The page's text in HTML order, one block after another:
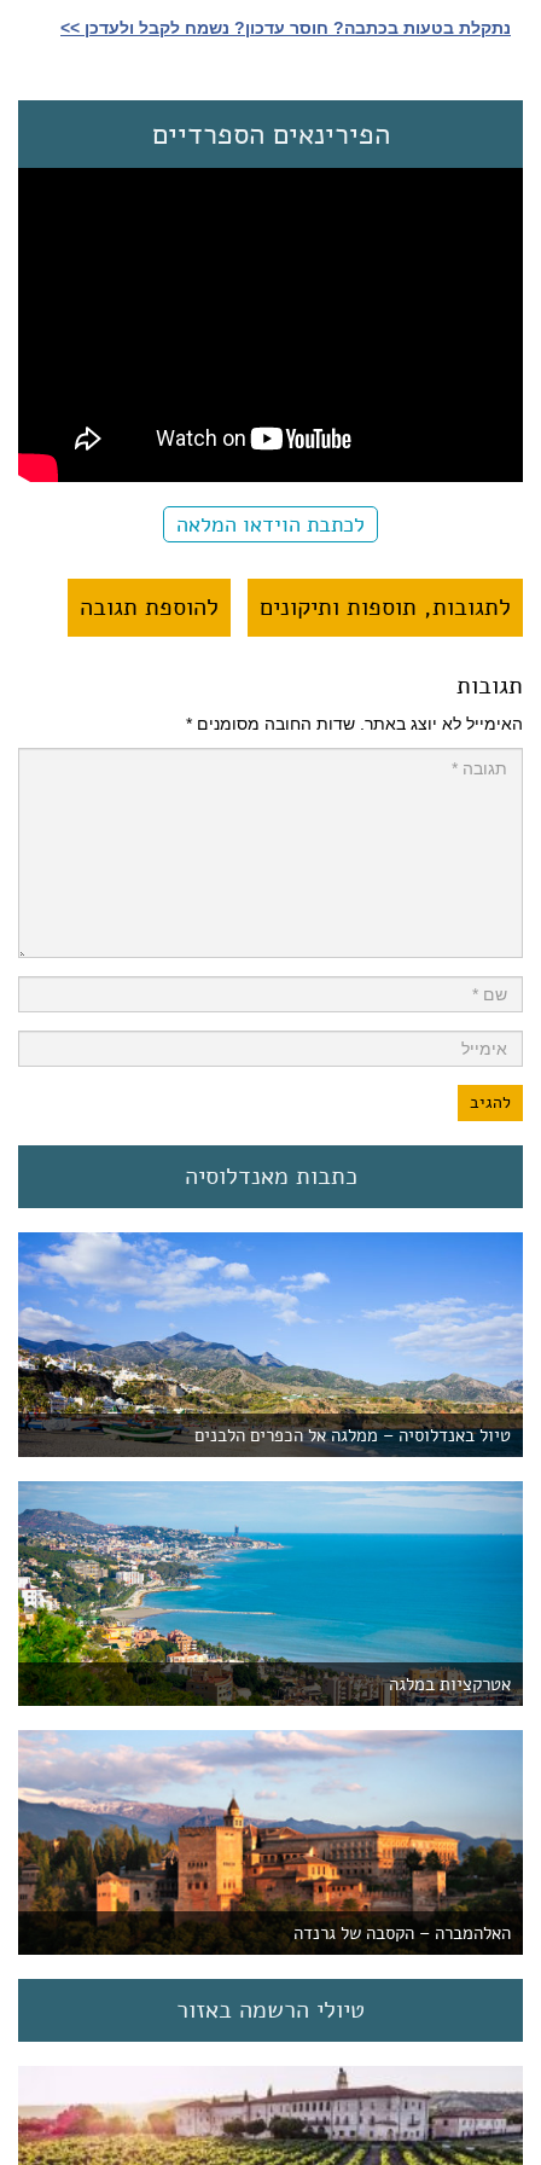
נתקלת בטעות בכתבה? חוסר עדכון? נשמח לקבל ולעדכן >>‎
הפירינאים הספרדיים
לכתבת הוידאו המלאה
לתגובות, תוספות ותיקונים להוספת תגובה
תגובות
האימייל לא יוצג באתר. שדות החובה מסומנים *
כתבות מאנדלוסיה
טיול באנדלוסיה – ממלגה אל הכפרים הלבנים
אטרקציות במלגה
האלהמברה – הקסבה של גרנדה
טיולי הרשמה באזור